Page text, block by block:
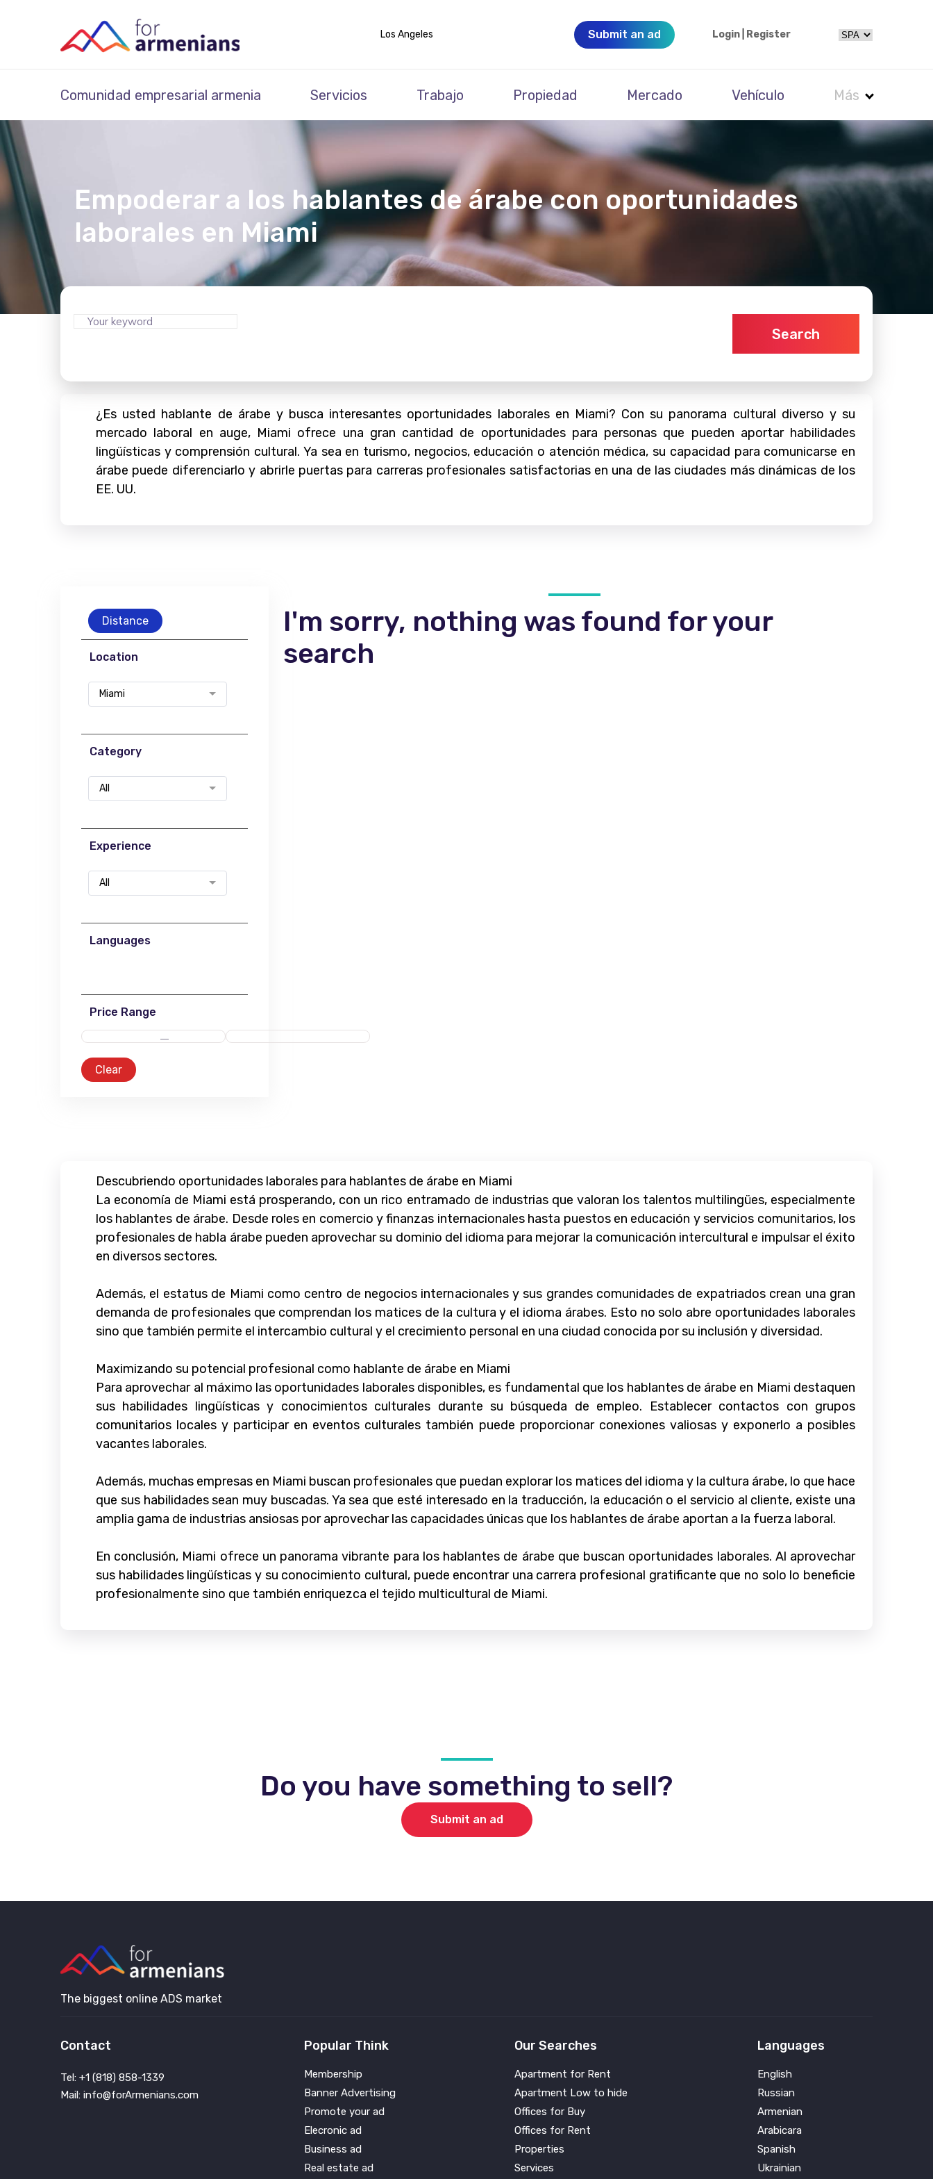
Los Angeles Submit an ad Login Register
Comunidad empresarial armenia Servicios Trabajo Propiedad Mercado Vehículo Más
Empoderar a los hablantes de árabe con oportunidades
laborales en Miami
Search
¿Es usted hablante de árabe y busca interesantes oportunidades laborales en Miami? Con su panorama cultural diverso y su
mercado laboral en auge, Miami ofrece una gran cantidad de oportunidades para personas que pueden aportar habilidades
lingüísticas y comprensión cultural. Ya sea en turismo, negocios, educación o atención médica, su capacidad para comunicarse en
árabe puede diferenciarlo y abrirle puertas para carreras profesionales satisfactorias en una de las ciudades más dinámicas de los
EE. UU.
Distance
Location
Miami
Category
All
Experience
All
Languages
Price Range
Clear
I'm sorry, nothing was found for your
search
Descubriendo oportunidades laborales para hablantes de árabe en Miami
La economía de Miami está prosperando, con un rico entramado de industrias que valoran los talentos multilingües, especialmente
los hablantes de árabe. Desde roles en comercio y finanzas internacionales hasta puestos en educación y servicios comunitarios, los
profesionales de habla árabe pueden aprovechar su dominio del idioma para mejorar la comunicación intercultural e impulsar el éxito
en diversos sectores.
Además, el estatus de Miami como centro de negocios internacionales y sus grandes comunidades de expatriados crean una gran
demanda de profesionales que comprendan los matices de la cultura y el idioma árabes. Esto no solo abre oportunidades laborales
sino que también permite el intercambio cultural y el crecimiento personal en una ciudad conocida por su inclusión y diversidad.
Maximizando su potencial profesional como hablante de árabe en Miami
Para aprovechar al máximo las oportunidades laborales disponibles, es fundamental que los hablantes de árabe en Miami destaquen
sus habilidades lingüísticas y conocimientos culturales durante su búsqueda de empleo. Establecer contactos con grupos
comunitarios locales y participar en eventos culturales también puede proporcionar conexiones valiosas y exponerlo a posibles
vacantes laborales.
Además, muchas empresas en Miami buscan profesionales que puedan explorar los matices del idioma y la cultura árabe, lo que hace
que sus habilidades sean muy buscadas. Ya sea que esté interesado en la traducción, la educación o el servicio al cliente, existe una
amplia gama de industrias ansiosas por aprovechar las capacidades únicas que los hablantes de árabe aportan a la fuerza laboral.
En conclusión, Miami ofrece un panorama vibrante para los hablantes de árabe que buscan oportunidades laborales. Al aprovechar
sus habilidades lingüísticas y su conocimiento cultural, puede encontrar una carrera profesional gratificante que no solo lo beneficie
profesionalmente sino que también enriquezca el tejido multicultural de Miami.
Do you have something to sell?
Submit an ad
The biggest online ADS market
Contact
Tel: +1 (818) 858-1339
Mail: info@forArmenians.com
Popular Think
Membership
Banner Advertising
Promote your ad
Elecronic ad
Business ad
Real estate ad
Our Searches
Apartment for Rent
Apartment Low to hide
Offices for Buy
Offices for Rent
Properties
Services
Languages
English
Russian
Armenian
Arabicara
Spanish
Ukrainian